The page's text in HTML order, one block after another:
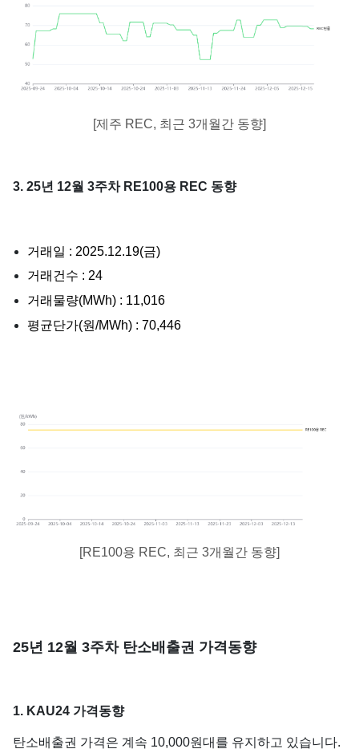
[제주 REC, 최근 3개월간 동향]
3. 25년 12월 3주차 RE100용 REC 동향
거래일 : 2025.12.19(금)
거래건수 : 24
거래물량(MWh) : 11,016
평균단가(원/MWh) : 70,446
[RE100용 REC, 최근 3개월간 동향]
25년 12월 3주차 탄소배출권 가격동향
1. KAU24 가격동향
탄소배출권 가격은 계속 10,000원대를 유지하고 있습니다.